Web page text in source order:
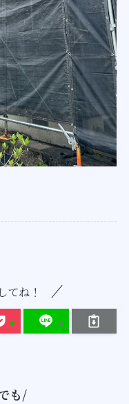
てね！
も/